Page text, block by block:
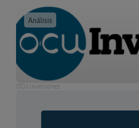
Análisis
OCU Inversiones